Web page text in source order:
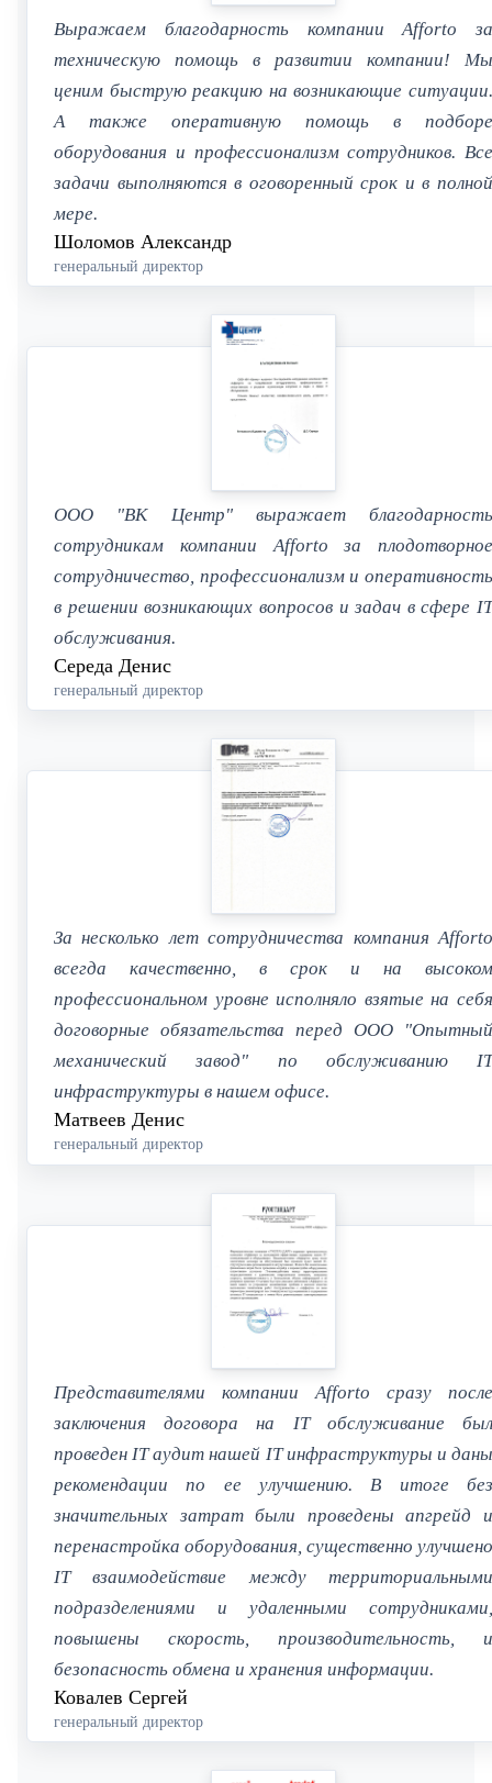
Выражаем благодарность компании Afforto за
техническую помощь в развитии компании! Мы
ценим быструю реакцию на возникающие ситуации.
А также оперативную помощь в подборе
оборудования и профессионализм сотрудников. Все
задачи выполняются в оговоренный срок и в полной
мере.
Шоломов Александр
генеральный директор
ООО "ВК Центр" выражает благодарность
сотрудникам компании Afforto за плодотворное
сотрудничество, профессионализм и оперативность
в решении возникающих вопросов и задач в сфере IT
обслуживания.
Середа Денис
генеральный директор
За несколько лет сотрудничества компания Afforto
всегда качественно, в срок и на высоком
профессиональном уровне исполняло взятые на себя
договорные обязательства перед ООО "Опытный
механический завод" по обслуживанию IT
инфраструктуры в нашем офисе.
Матвеев Денис
генеральный директор
Представителями компании Afforto сразу после
заключения договора на IT обслуживание был
проведен IT аудит нашей IT инфраструктуры и даны
рекомендации по ее улучшению. В итоге без
значительных затрат были проведены апгрейд и
перенастройка оборудования, существенно улучшено
IT взаимодействие между территориальными
подразделениями и удаленными сотрудниками,
повышены скорость, производительность, и
безопасность обмена и хранения информации.
Ковалев Сергей
генеральный директор